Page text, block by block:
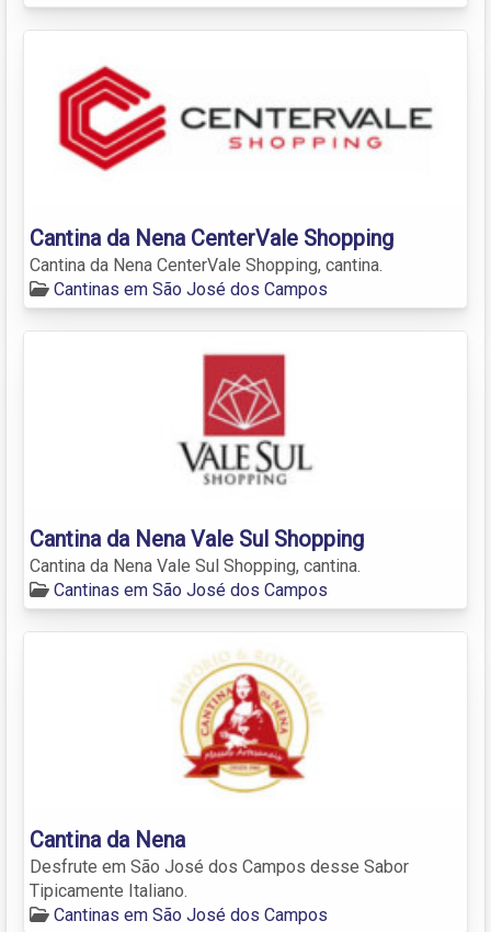
Cantina da Nena CenterVale Shopping
Cantina da Nena CenterVale Shopping, cantina.
Cantinas em São José dos Campos
Cantina da Nena Vale Sul Shopping
Cantina da Nena Vale Sul Shopping, cantina.
Cantinas em São José dos Campos
Cantina da Nena
Desfrute em São José dos Campos desse Sabor
Tipicamente Italiano.
Cantinas em São José dos Campos